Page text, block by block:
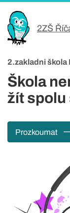
hlavnímu
obsahu
navigace
ŠKOLA
PRO ŽÁKY
PRO RODIČE
ŠKOLNÍ
2ZŠ
2.zakladni škola
Škola
žít spolu
Prozkoumat